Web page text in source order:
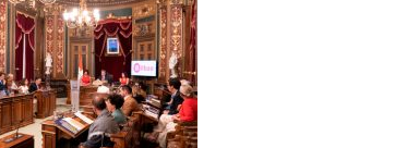
protagonista
2026/07/16
POTTO: San Pedro jaietako bertso-
saioa
2026/07/09